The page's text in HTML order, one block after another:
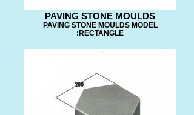
PAVING STONE MOULDS
PAVING STONE MOULDS MODEL
:RECTANGLE